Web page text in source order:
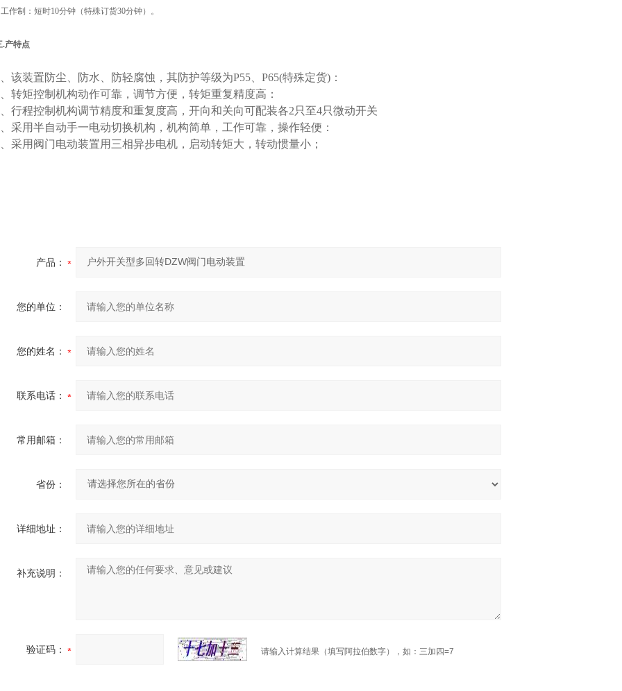
作制：短时10分钟（特殊订货30分钟）。
.产特点
该装置防尘、防水、防轻腐蚀，其防护等级为P55、P65(特殊定货)：
转矩控制机构动作可靠，调节方便，转矩重复精度高：
行程控制机构调节精度和重复度高，开向和关向可配装各2只至4只微动开关
采用半自动手一电动切换机构，机构简单，工作可靠，操作轻便：
采用阀门电动装置用三相异步电机，启动转矩大，转动惯量小；
产品：
您的单位：
您的姓名：
联系电话：
常用邮箱：
省份：
详细地址：
补充说明：
验证码： 请输入计算结果（填写阿拉伯数字），如：三加四=7